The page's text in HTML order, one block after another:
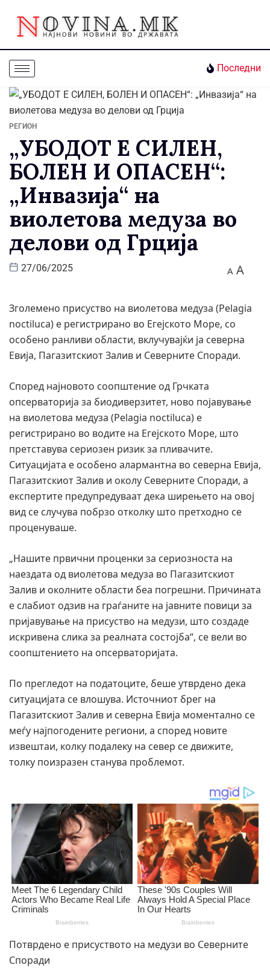
Последни
РЕГИОН
„УБОДОТ Е СИЛЕН,
БОЛЕН И ОПАСЕН“:
„Инвазија“ на
виолетова медуза во
делови од Грција
27/06/2025 A A
Зголемено присуство на виолетова медуза (Pelagia
noctiluca) е регистрирано во Егејското Море, со
особено ранливи области, вклучувајќи ја северна
Евија, Пагазитскиот Залив и Северните Споради.
Според најновото соопштение од Грчката
опсерваторија за биодиверзитет, ново појавување
на виолетова медуза (Pelagia noctiluca) е
регистрирано во водите на Егејското Море, што
претставува сериозен ризик за пливачите.
Ситуацијата е особено алармантна во северна Евија,
Пагазитскиот Залив и околу Северните Споради, а
експертите предупредуваат дека ширењето на овој
вид се случува побрзо отколку што претходно се
проценуваше.
„Нашите првични проценки за сериозноста на
наездата од виолетова медуза во Пагазитскиот
Залив и околните области беа погрешни. Причината
е слабиот одзив на граѓаните на јавните повици за
пријавување на присуство на медузи, што создаде
искривена слика за реалната состојба“, се вели во
соопштението на опсерваторијата.
По прегледот на податоците, беше утврдено дека
ситуацијата се влошува. Источниот брег на
Пагазитскиот Залив и северна Евија моментално се
меѓу најпогодените региони, а според новите
извештаи, колку подалеку на север се движите,
толку поизразен станува проблемот.
Потврдено е присуството на медузи во Северните
Споради